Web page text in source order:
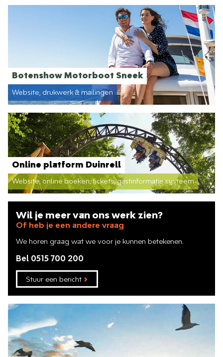
Botenshow Motorboot Sneek
Website, drukwerk & mailingen
Online platform Duinrell
Website, online boeken, tickets, gastinformatie systeem
Wil je meer van ons werk zien?
Of heb je een andere vraag
We horen graag wat we voor je kunnen betekenen.
Bel 0515 700 200
Stuur een bericht